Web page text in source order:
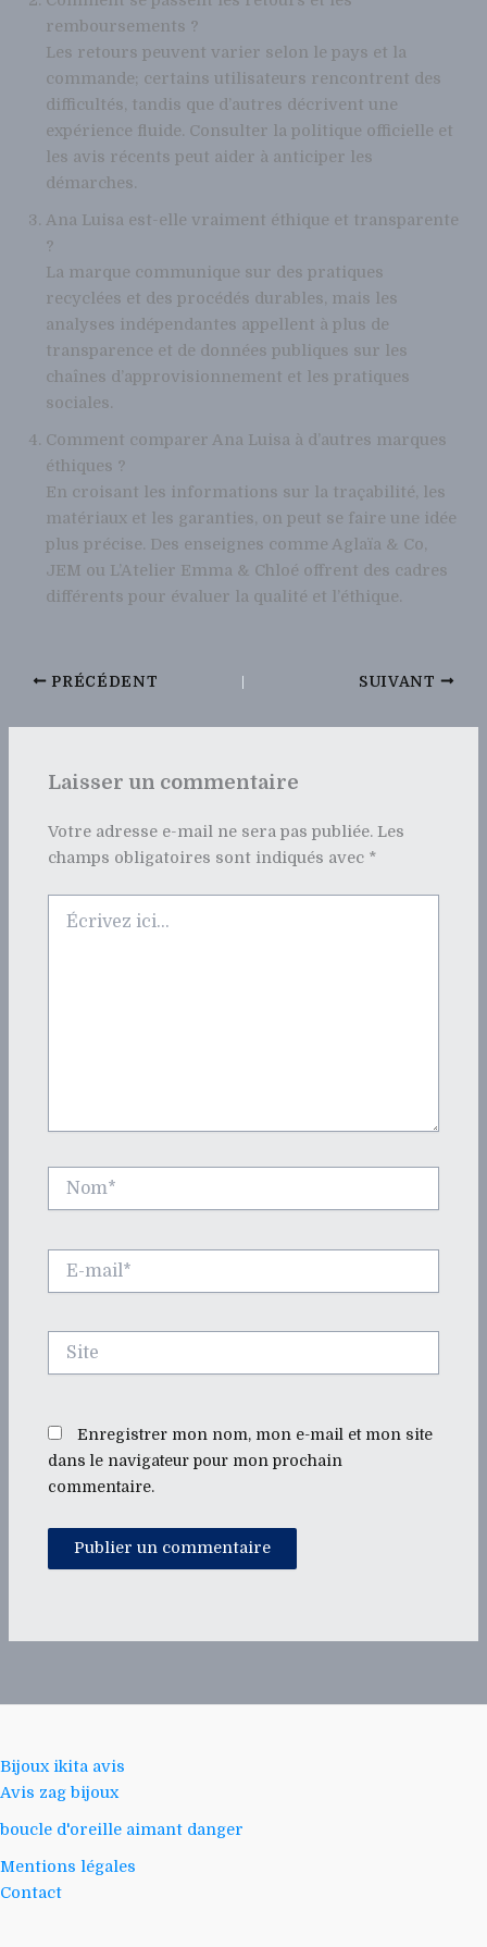
remboursements ?
Les retours peuvent varier selon le pays et la
commande; certains utilisateurs rencontrent des
difficultés, tandis que d’autres décrivent une
expérience fluide. Consulter la politique officielle et
les avis récents peut aider à anticiper les
démarches.
Ana Luisa est-elle vraiment éthique et transparente
?
La marque communique sur des pratiques
recyclées et des procédés durables, mais les
analyses indépendantes appellent à plus de
transparence et de données publiques sur les
chaînes d’approvisionnement et les pratiques
sociales.
Comment comparer Ana Luisa à d’autres marques
éthiques ?
En croisant les informations sur la traçabilité, les
matériaux et les garanties, on peut se faire une idée
plus précise. Des enseignes comme Aglaïa & Co,
JEM ou L’Atelier Emma & Chloé offrent des cadres
différents pour évaluer la qualité et l’éthique.
PRÉCÉDENT SUIVANT
Laisser un commentaire
Votre adresse e-mail ne sera pas publiée. Les
champs obligatoires sont indiqués avec *
ici…
Nom*
mail*
Site
Enregistrer mon nom, mon e-mail et mon site
dans le navigateur pour mon prochain
commentaire.
Bijoux ikita avis
Avis zag bijoux
boucle d'oreille aimant danger
Mentions légales
Contact